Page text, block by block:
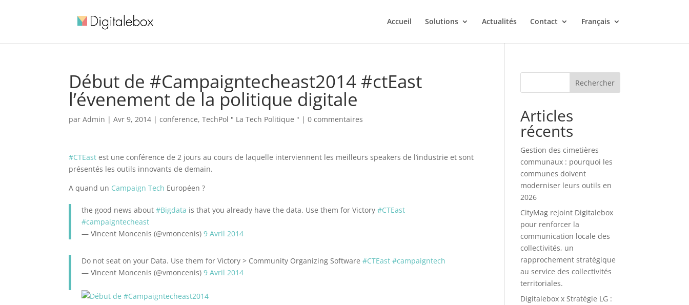
Accueil Solutions Actualités Contact Français
Début de #Campaigntecheast2014 #ctEast
l’évenement de la politique digitale
parAdmin |Avr 9, 2014 |conference,TechPol " La Tech Politique " |0 commentaires
#CTEast est une conférence de 2 jours au cours de laquelle interviennent les meilleurs speakers de l’industrie et sont
présentés les outils innovants de demain.
A quand un Campaign Tech Européen ?
the good news about#Bigdata is that you already have the data. Use them for Victory#CTEast
#campaigntecheast
— Vincent Moncenis (@vmoncenis)9 Avril 2014
Do not seat on your Data. Use them for Victory > Community Organizing Software#CTEast #campaigntech
— Vincent Moncenis (@vmoncenis)9 Avril 2014
Rechercher
Articles
récents
Gestion des cimetières
communaux : pourquoi les
communes doivent
moderniser leurs outils en
2026
CityMag rejoint Digitalebox
pour renforcer la
communication locale des
collectivités, un
rapprochement stratégique
au service des collectivités
territoriales.
Digitalebox x Stratégie LG :